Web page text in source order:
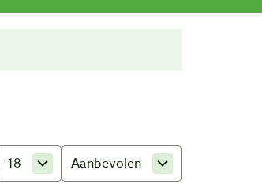
18 Aanbevolen